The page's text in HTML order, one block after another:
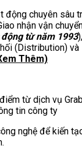
động chuyên sâu
nhận vận
từ năm 1993
(Distribution)
Thêm)
nghệ để kiến